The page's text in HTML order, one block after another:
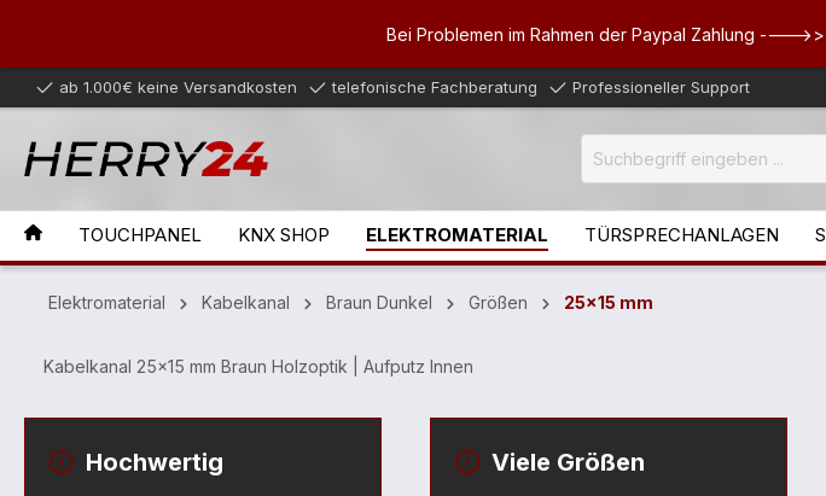
Bei Problemen im Rahmen der Paypal Zahlung ----
ab 1.000€ keine Versandkosten telefonische Fachberatung Professioneller Support
TOUCHPANEL KNX SHOP ELEKTROMATERIAL TÜRSPRECHANLAGEN
Elektromaterial Kabelkanal Braun Dunkel Größen 25x15 mm
Kabelkanal 25x15 mm Braun Holzoptik | Aufputz Innen
Hochwertig Viele Größen